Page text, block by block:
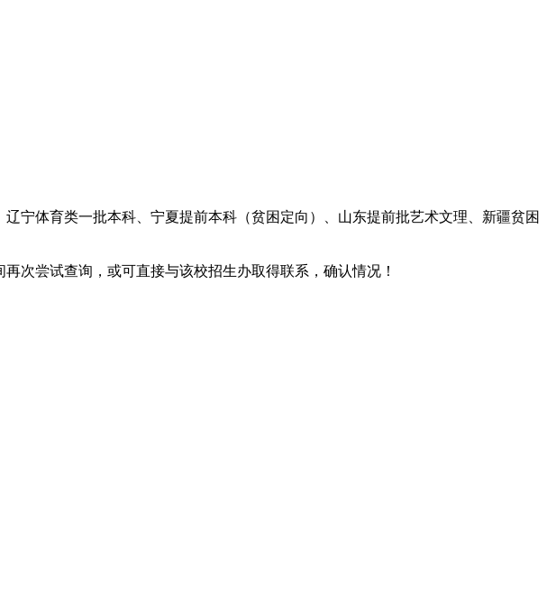
宁体育类一批本科、宁夏提前本科（贫困定向）、山东提前批艺术文理、新疆贫困
次尝试查询，或可直接与该校招生办取得联系，确认情况！